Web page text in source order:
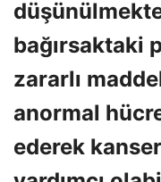
bağırsaktaki
zararlı
anormal
ederek